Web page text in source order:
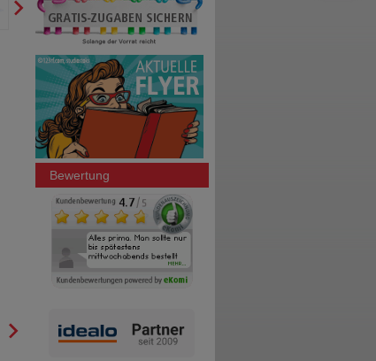
VOLTAREN Dolo Liquid 25 mg
Haleon Germany GmbH
Bewertung